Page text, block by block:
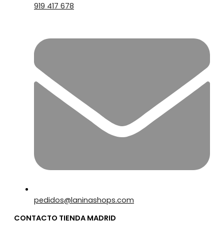
919 417 678
pedidos@laninashops.com
CONTACTO TIENDA MADRID